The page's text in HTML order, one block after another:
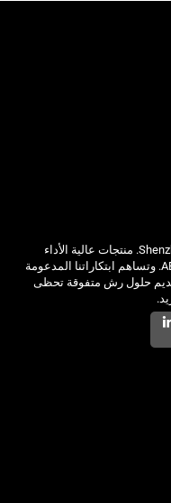
توفر شركة Shenzhen i-Like Fine Chemical Co., Ltd. منتجات عالية الأداء
للعناية بالسيارات والمنزل تحت علامة AEROPAK. وتساهم ابتكاراتنا المدعومة
تقديم حلول رش متفوقة تحظى